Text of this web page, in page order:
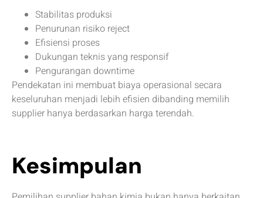
Stabilitas produksi
Penurunan risiko reject
Efisiensi proses
Dukungan teknis yang responsif
Pengurangan downtime
Pendekatan ini membuat biaya operasional secara
keseluruhan menjadi lebih efisien dibanding memilih
supplier hanya berdasarkan harga terendah.
Kesimpulan